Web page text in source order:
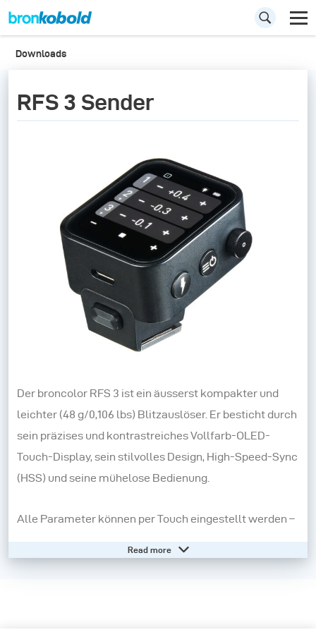
Downloads
RFS 3 Sender
Der broncolor RFS 3 ist ein äusserst kompakter und
leichter (48 g/0,106 lbs) Blitzauslöser. Er besticht durch
sein präzises und kontrastreiches Vollfarb-OLED-
Touch-Display, sein stilvolles Design, High-Speed-Sync
(HSS) und seine mühelose Bedienung.
Alle Parameter können per Touch eingestellt werden –
für ein taktiles Gefühl. Die Navigation ist wie bei
Read more